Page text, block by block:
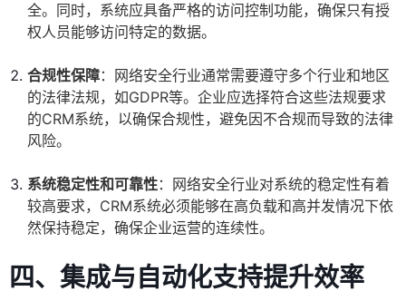
全。同时，系统应具备严格的访问控制功能，确保只有授
权人员能够访问特定的数据。
合规性保障：网络安全行业通常需要遵守多个行业和地区
的法律法规，如GDPR等。企业应选择符合这些法规要求
的CRM系统，以确保合规性，避免因不合规而导致的法律
风险。
系统稳定性和可靠性：网络安全行业对系统的稳定性有着
较高要求，CRM系统必须能够在高负载和高并发情况下依
然保持稳定，确保企业运营的连续性。
四、集成与自动化支持提升效率